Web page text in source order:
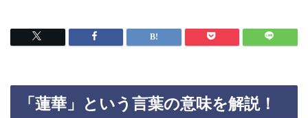
「蓮華」という言葉の意味を解説！